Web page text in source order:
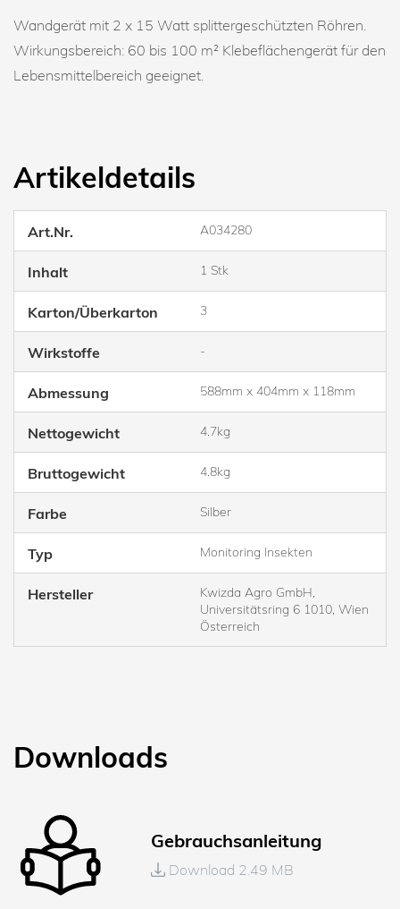
Wandgerät mit 2 x 15 Watt splittergeschützten Röhren.
Wirkungsbereich: 60 bis 100 m² Klebeflächengerät für den
Lebensmittelbereich geeignet.
Artikeldetails
Art.Nr. A034280
Inhalt 1 Stk
Karton/Überkarton 3
Wirkstoffe -
Abmessung 588mm x 404mm x 118mm
Nettogewicht 4.7kg
Bruttogewicht 4.8kg
Farbe Silber
Typ Monitoring Insekten
Hersteller
Kwizda Agro GmbH,
Universitätsring 6 1010, Wien
Österreich
Downloads
Gebrauchsanleitung
Download 2.49 MB